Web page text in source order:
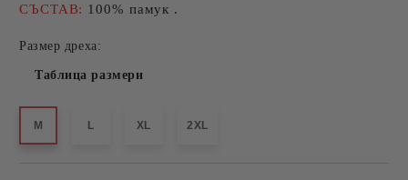
СЪСТАВ: 100% памук .
Размер дреха:
Таблица размери
M L XL 2XL